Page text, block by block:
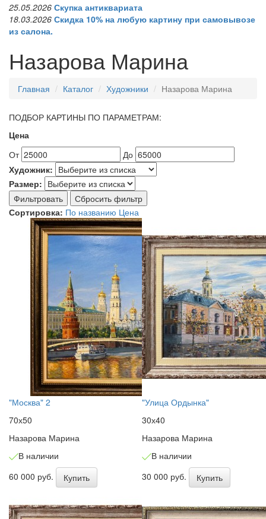
25.05.2026 Скупка антиквариата
18.03.2026 Скидка 10% на любую картину при самовывозе
из салона.
Назарова Марина
Главная Каталог Художники Назарова Марина
ПОДБОР КАРТИНЫ ПО ПАРАМЕТРАМ:
Цена
От
До
Художник:
Размер:
Фильтровать
Сбросить фильтр
Сортировка: По названию Цена
"Москва" 2
70х50
Назарова Марина
В наличии
60 000 руб.
Купить
"Улица Ордынка"
30х40
Назарова Марина
В наличии
30 000 руб.
Купить